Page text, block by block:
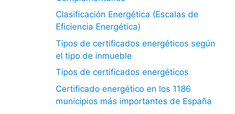
Clasificación Energética (Escalas de
Eficiencia Energética)
Tipos de certificados energéticos según
el tipo de inmueble
Tipos de certificados energéticos
Certificado energético en los 1186
municipios más importantes de España